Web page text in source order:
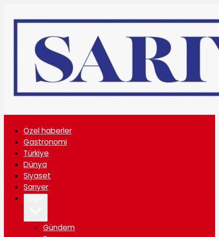
Özel haberler
Gastronomi
Türkiye
Dünya
Siyaset
Sarıyer
Gündem